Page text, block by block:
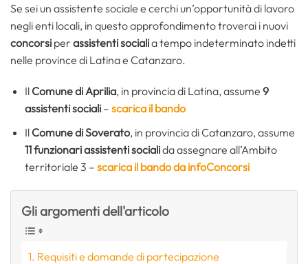
Se sei un assistente sociale e cerchi un’opportunità di lavoro
negli enti locali, in questo approfondimento troverai i nuovi
concorsi per assistenti socialia tempo indeterminato indetti
nelle province di Latina e Catanzaro.
Il Comune di Aprilia, in provincia di Latina, assume 9
assistenti sociali– scarica il bando
Il Comune di Soverato, in provincia di Catanzaro, assume
11 funzionari assistenti socialida assegnare all’Ambito
territoriale 3 – scarica il bando da infoConcorsi
Gli argomenti dell'articolo
Requisiti e domande di partecipazione